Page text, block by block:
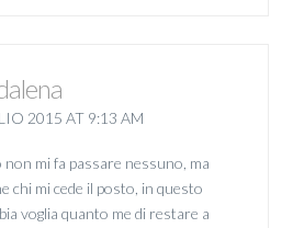
2015 AT 9:13 AM
mi fa passare nessuno, ma
chi mi cede il posto, in questo
voglia quanto me di restare a